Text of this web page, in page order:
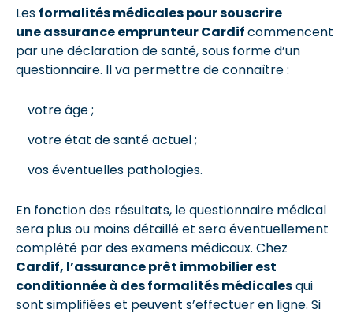
Les formalités médicales pour souscrire
une assurance emprunteur Cardifcommencent
par une déclaration de santé, sous forme d’un
questionnaire. Il va permettre de connaître :
votre âge ;
votre état de santé actuel ;
vos éventuelles pathologies.
En fonction des résultats, le questionnaire médical
sera plus ou moins détaillé et sera éventuellement
complété par des examens médicaux. Chez
Cardif, l’assurance prêt immobilier est
conditionnée à des formalités médicalesqui
sont simplifiées et peuvent s’effectuer en ligne. Si